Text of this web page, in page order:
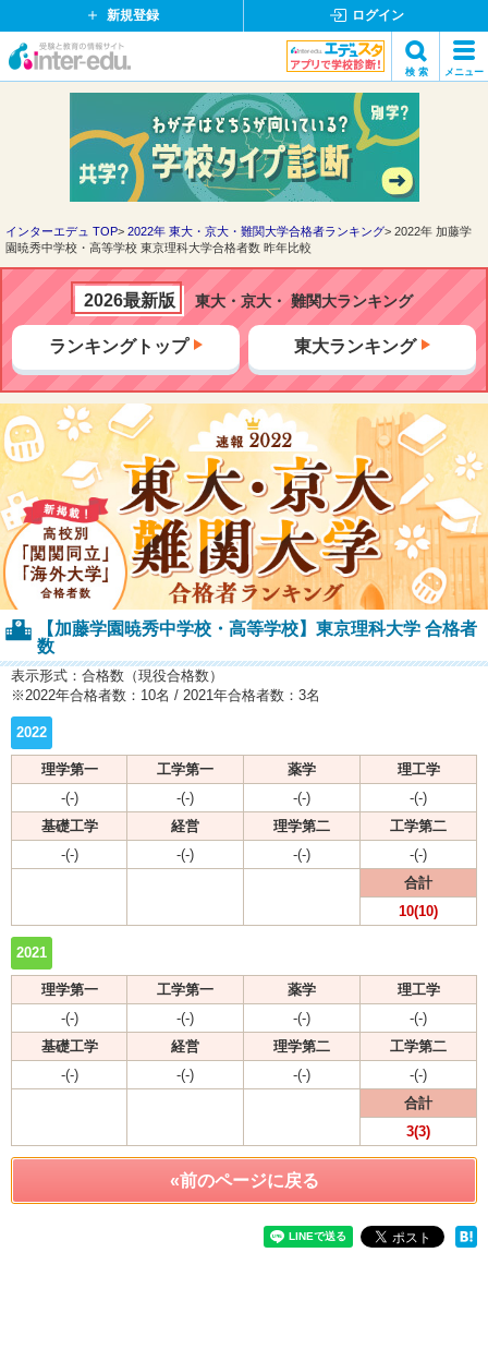
新規登録 ログイン
イ
ド
ッ
ト
検 索 メニュー
検索
インターエデュ TOP 2022年 東大・京大・難関大学合格者ランキング
2022年 加藤学
園暁秀中学校・高等学校 東京理科大学合格者数 昨年比較
2026最新版 東大・京大・ 難関大ランキング
ランキングトップ 東大ランキング
【加藤学園暁秀中学校・高等学校】東京理科大学 合格者
数
表示形式：合格数（現役合格数）
※2022年合格者数：10名 / 2021年合格者数：3名
2022
理学第一 工学第一 薬学
理工学
-(-)
-(-) -(-)
-(-)
基礎工学
経営 理学第二
工学第二
-(-)
-(-) -(-)
-(-)
合計
10(10)
2021
理学第一 工学第一 薬学
理工学
-(-)
-(-) -(-)
-(-)
基礎工学
経営 理学第二
工学第二
-(-)
-(-) -(-)
-(-)
合計
3(3)
«前のページに戻る